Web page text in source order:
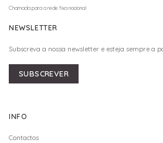
Chamada para a rede fixa nacional
NEWSLETTER
Subscreva a nossa newsletter e esteja sempre a
SUBSCREVER
INFO
Contactos